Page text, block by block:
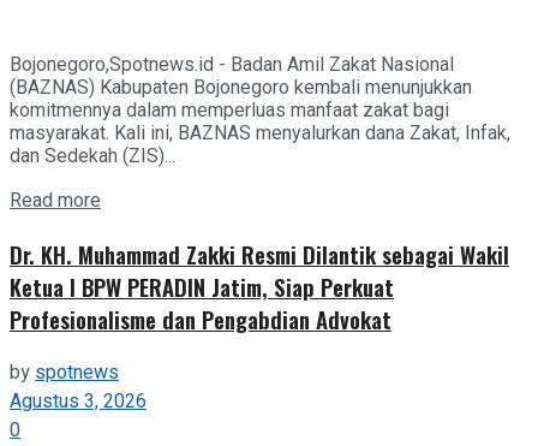
Bojonegoro,Spotnews.id - Badan Amil Zakat Nasional
(BAZNAS) Kabupaten Bojonegoro kembali menunjukkan
komitmennya dalam memperluas manfaat zakat bagi
masyarakat. Kali ini, BAZNAS menyalurkan dana Zakat, Infak,
dan Sedekah (ZIS)...
Read more
Dr. KH. Muhammad Zakki Resmi Dilantik sebagai Wakil
Ketua I BPW PERADIN Jatim, Siap Perkuat
Profesionalisme dan Pengabdian Advokat
by spotnews
Agustus 3, 2026
0